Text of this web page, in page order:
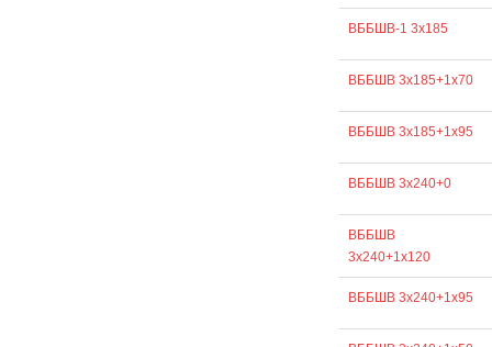
ВББШВ-1 3х185
ВББШВ 3х185+1х70
ВББШВ 3х185+1х95
ВББШВ 3х240+0
ВББШВ
3х240+1х120
ВББШВ 3х240+1х95